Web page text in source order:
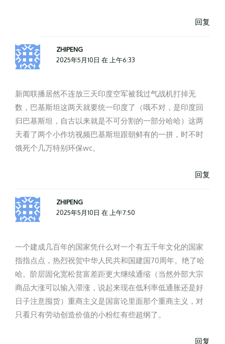
回复
ZHIPENG
2025年5月10日 在 上午6:33
新闻联播居然不连放三天印度空军被我过气战机打掉无
数，巴基斯坦这两天就要统一印度了（哦不对，是印度回
归巴基斯坦，自古以来就是不可分割的一部分哈哈）这两
天看了两个小作坊视频巴基斯坦跟朝鲜有的一拼，时不时
饿死个几万特别环保wc。
回复
ZHIPENG
2025年5月10日 在 上午7:50
一个建成几百年的国家凭什么对一个有五千年文化的国家
指指点点，热烈祝贺中华人民共和国建国70周年。绝了哈
哈。阶层固化宽松贫富差距更大继续通缩（当然外部大宗
商品大涨可以输入滞涨，说起来现在低利率低通胀还是好
日子注意囤货）重商主义是国富论里面那个重商主义，对
只看只有劳动创造价值的小粉红有些超纲了。
回复